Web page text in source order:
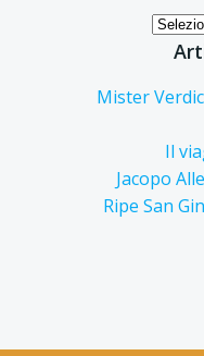
Mister
Il
Jacopo
Ripe San